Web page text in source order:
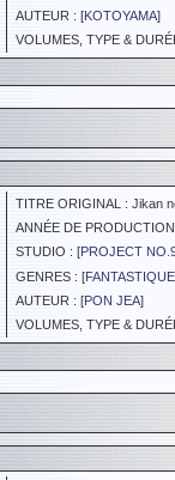
AUTEUR : [KOTOYAMA]
VOLUMES, TYPE &
TITRE ORIGINAL : Jikan
ANNÉE DE
STUDIO : [PROJECT
GENRES : [
AUTEUR : [PON JEA]
VOLUMES, TYPE &